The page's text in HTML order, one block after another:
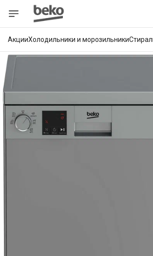
АкцииХолодильники и морозильники